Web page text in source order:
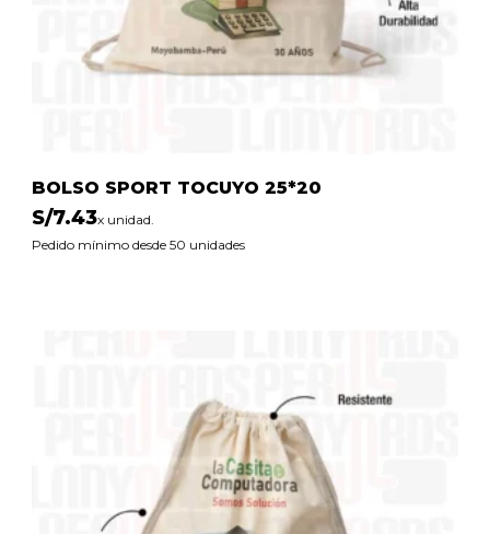
BOLSO SPORT TOCUYO 25*20
S/7.43x unidad.
Pedido mínimo desde 50 unidades